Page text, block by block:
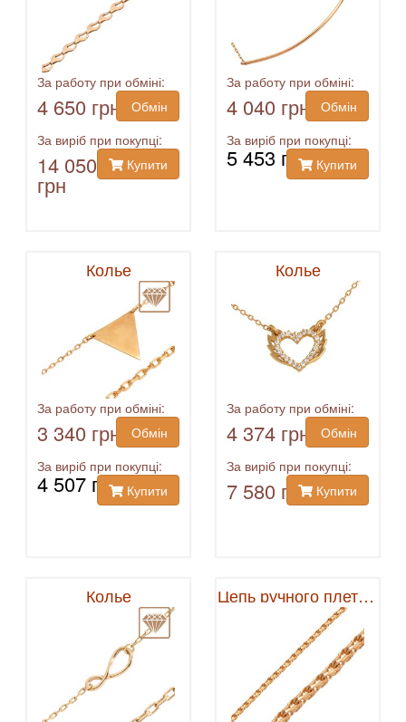
За работу при обміні:
4 650 грн
Обмін
За виріб при покупці:
14 050
грн
Купити
За работу при обміні:
4 040 грн
Обмін
За виріб при покупці:
5 453 грн Купити
Колье
За работу при обміні:
3 340 грн
Обмін
За виріб при покупці:
4 507 грн Купити
Колье
За работу при обміні:
4 374 грн
Обмін
За виріб при покупці:
7 580 грн Купити
Колье Цепь ручного плетения